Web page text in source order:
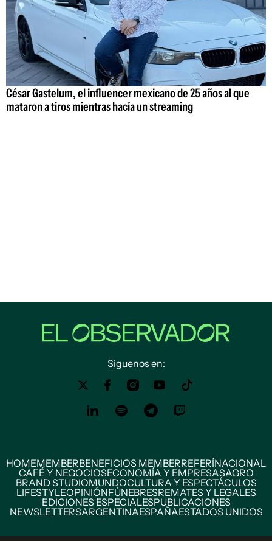
César Gastelum, el influencer mexicano de 25 años al que
mataron a tiros mientras hacía un streaming
Siguenos en:
HOMEMEMBERBENEFICIOS MEMBERREFERÍNACIONAL
CAFÉ Y NEGOCIOSECONOMÍA Y EMPRESASAGRO
BRAND STUDIOMUNDOCULTURA Y ESPECTÁCULOS
LIFESTYLEOPINIÓNFÚNEBRESREMATES Y LEGALES
EDICIONES ESPECIALESPUBLICACIONES
NEWSLETTERSARGENTINAESPAÑAESTADOS UNIDOS